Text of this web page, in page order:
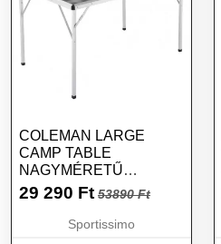
COLEMAN LARGE
CAMP TABLE
NAGYMÉRETŰ
KEMPINGASZTAL,
29 290 Ft 53890 Ft
Sportissimo